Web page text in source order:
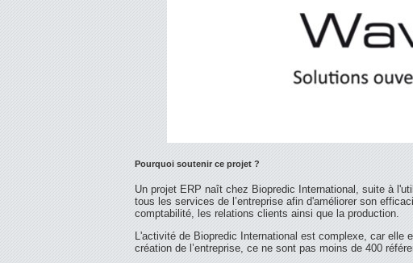
Pourquoi soutenir ce projet ?
Un projet ERP naît chez Biopredic International, suite à
tous les services de l’entreprise afin d'améliorer son
comptabilité, les relations clients ainsi que la production.
L'activité de Biopredic International est complexe, car
création de l’entreprise, ce ne sont pas moins de 400